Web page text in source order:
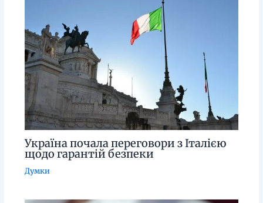
Україна почала переговори з Італією
щодо гарантій безпеки
Думки